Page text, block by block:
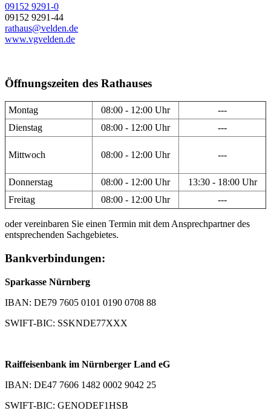
09152 9291-0
09152 9291-44
rathaus@velden.de
www.vgvelden.de
Öffnungszeiten des Rathauses
Montag 08:00 - 12:00 Uhr
---
Dienstag
08:00 - 12:00 Uhr ---
Mittwoch 08:00 - 12:00 Uhr ---
Donnerstag 08:00 - 12:00 Uhr
13:30 - 18:00 Uhr
Freitag
08:00 - 12:00 Uhr ---
oder vereinbaren Sie einen Termin mit dem Ansprechpartner des
entsprechenden Sachgebietes.
Bankverbindungen:
Sparkasse Nürnberg
IBAN: DE79 7605 0101 0190 0708 88
SWIFT-BIC: SSKNDE77XXX
Raiffeisenbank im Nürnberger Land eG
IBAN: DE47 7606 1482 0002 9042 25
SWIFT-BIC: GENODEF1HSB